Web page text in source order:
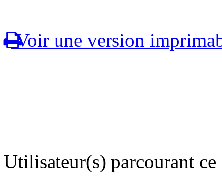
Voir une version
Utilisateur(s) parcourant